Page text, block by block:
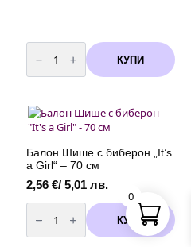
количество
за
Балони
Бебешка
Girl
-
5
КУПИ
Балон Шише с биберон „It’s
a Girl“ – 70 см
2,56 €/ 5,01 лв.
количество
за
Балон
Шише
КУПИ
0